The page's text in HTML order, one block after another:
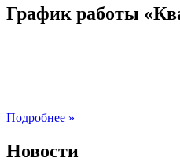
График работы
Подробнее »
Новости